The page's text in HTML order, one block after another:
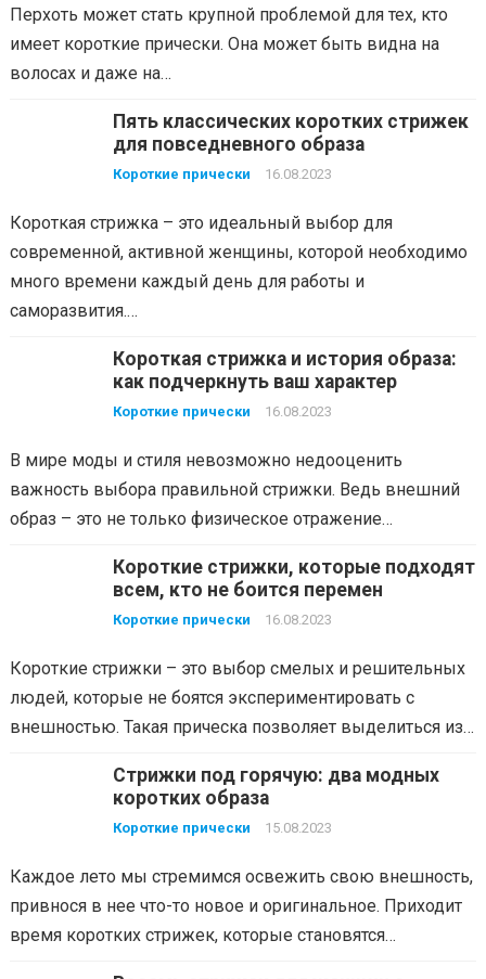
Перхоть может стать крупной проблемой для тех, кто
имеет короткие прически. Она может быть видна на
волосах и даже на…
Пять классических коротких стрижек
для повседневного образа
Короткие прически 16.08.2023
Короткая стрижка – это идеальный выбор для
современной, активной женщины, которой необходимо
много времени каждый день для работы и
саморазвития.…
Короткая стрижка и история образа:
как подчеркнуть ваш характер
Короткие прически 16.08.2023
В мире моды и стиля невозможно недооценить
важность выбора правильной стрижки. Ведь внешний
образ – это не только физическое отражение…
Короткие стрижки, которые подходят
всем, кто не боится перемен
Короткие прически 16.08.2023
Короткие стрижки – это выбор смелых и решительных
людей, которые не боятся экспериментировать с
внешностью. Такая прическа позволяет выделиться из…
Стрижки под горячую: два модных
коротких образа
Короткие прически 15.08.2023
Каждое лето мы стремимся освежить свою внешность,
привнося в нее что-то новое и оригинальное. Приходит
время коротких стрижек, которые становятся…